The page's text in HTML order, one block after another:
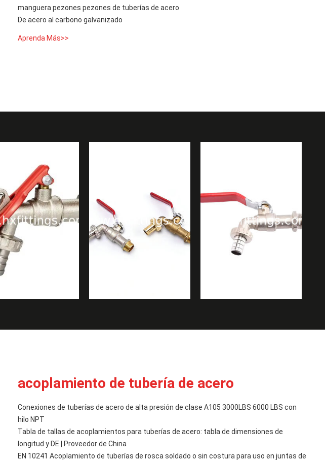
manguera pezones pezones de tuberías de acero
De acero al carbono galvanizado
Aprenda Más>>
acoplamiento de tubería de acero
Conexiones de tuberías de acero de alta presión de clase A105 3000LBS 6000 LBS con
hilo NPT
Tabla de tallas de acoplamientos para tuberías de acero: tabla de dimensiones de
longitud y DE | Proveedor de China
EN 10241 Acoplamiento de tuberías de rosca soldado o sin costura para uso en juntas de